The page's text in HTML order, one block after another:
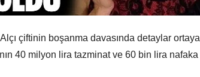
çiftinin boşanma davasında detaylar ortaya
40 milyon lira tazminat ve 60 bin lira nafaka